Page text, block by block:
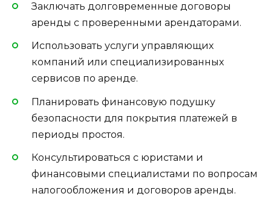
Заключать долговременные договоры
аренды с проверенными арендаторами.
Использовать услуги управляющих
компаний или специализированных
сервисов по аренде.
Планировать финансовую подушку
безопасности для покрытия платежей в
периоды простоя.
Консультироваться с юристами и
финансовыми специалистами по вопросам
налогообложения и договоров аренды.